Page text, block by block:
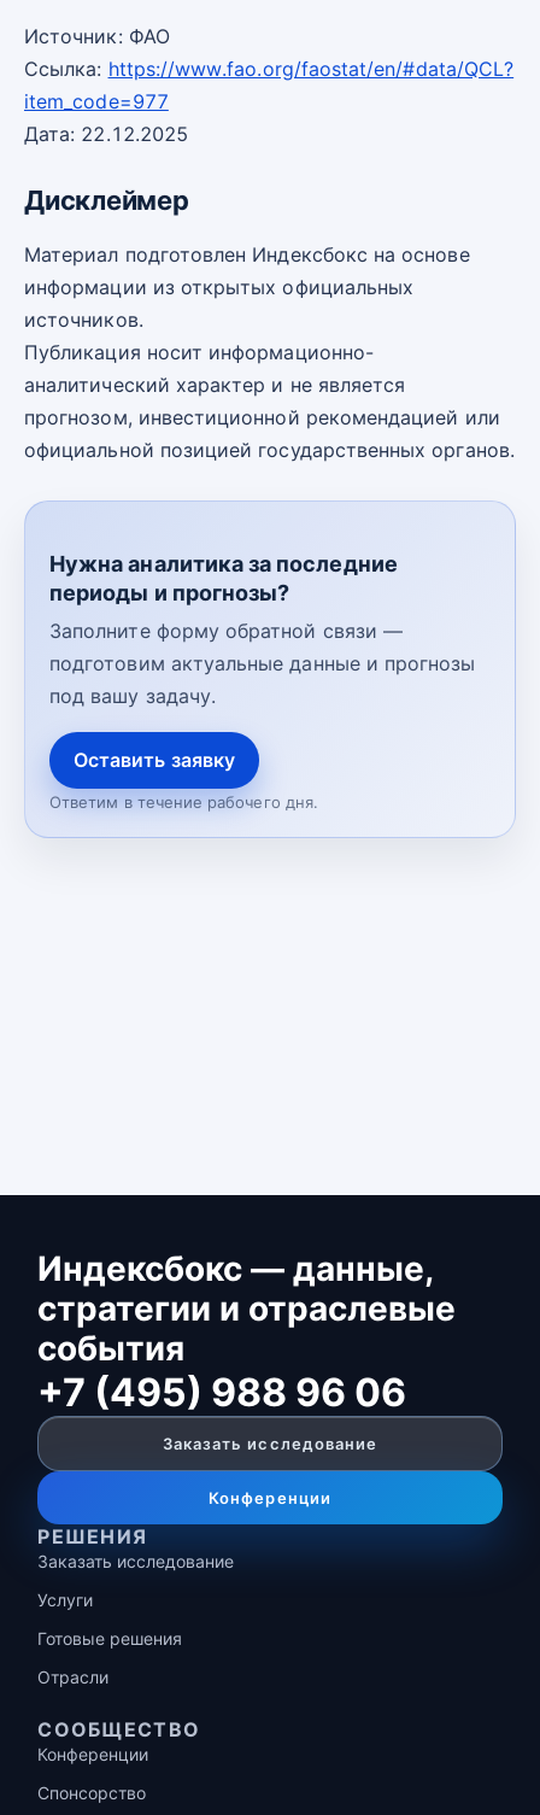
Источник: ФАО
Ссылка: https://www.fao.org/faostat/en/#data/QCL?
item_code=977
Дата: 22.12.2025
Дисклеймер
Материал подготовлен Индексбокс на основе
информации из открытых официальных
источников.
Публикация носит информационно-
аналитический характер и не является
прогнозом, инвестиционной рекомендацией или
официальной позицией государственных органов.
Нужна аналитика за последние
периоды и прогнозы?
Заполните форму обратной связи —
подготовим актуальные данные и прогнозы
под вашу задачу.
Оставить заявку
Ответим в течение рабочего дня.
Индексбокс — данные,
стратегии и отраслевые
события
+7 (495) 988 96 06
Заказать исследование
Конференции
РЕШЕНИЯ
Заказать исследование
Услуги
Готовые решения
Отрасли
СООБЩЕСТВО
Конференции
Спонсорство